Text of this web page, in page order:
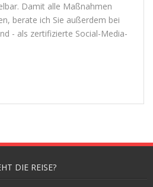
Damit alle Maß­nah­men
berate ich Sie außer­dem bei
- als zer­ti­fi­zierte Social-Media-
DIE REISE?